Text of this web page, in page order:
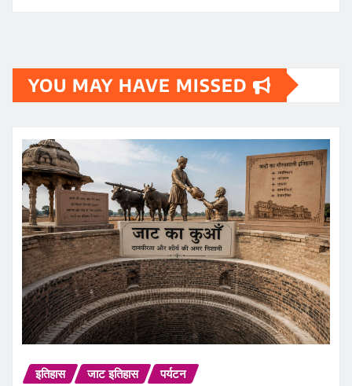
YOU MAY HAVE MISSED
इतिहास जाट इतिहास पर्यटन